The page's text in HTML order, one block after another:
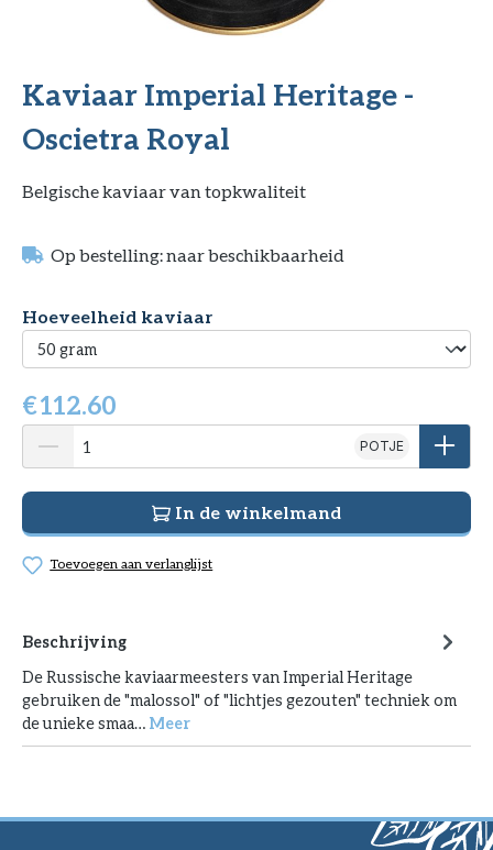
Kaviaar Imperial Heritage -
Oscietra Royal
Belgische kaviaar van topkwaliteit
Op bestelling: naar beschikbaarheid
Selecteer
Hoeveelheid kaviaar
€112.60
POTJE
In de winkelmand
Toevoegen aan verlanglijst
Beschrijving
De Russische kaviaarmeesters van Imperial Heritage
gebruiken de "malossol" of "lichtjes gezouten" techniek om
de unieke smaa… Meer